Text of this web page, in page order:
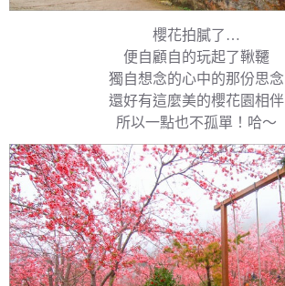
櫻花拍膩了…
便自顧自的玩起了鞦韆
獨自想念的心中的那份思念
還好有這麼美的櫻花園相伴
所以一點也不孤單！哈～